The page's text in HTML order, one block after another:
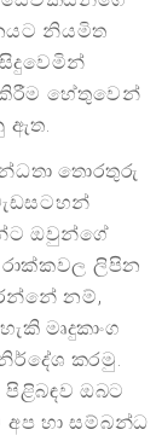
නියමිත
හේතුවෙන්
ඇත.
තොරතුරු
ඔවුන්ගේ
ලිපින
නම්,
මෘදුකාංග
කරමු.
පිළිබඳව ඔබට
හා සම්බන්ධ